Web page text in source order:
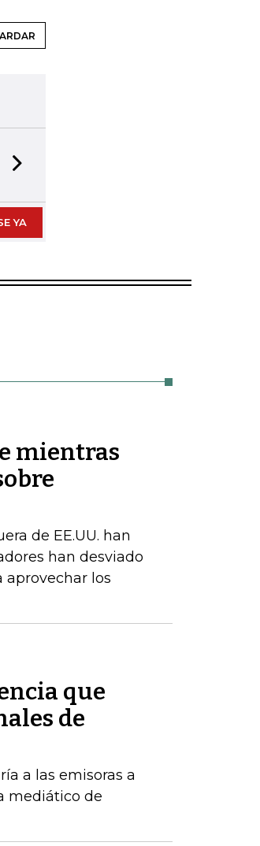
YA
mientras
de EE.UU. han
han desviado
aprovechar los
que
de
a las emisoras a
mediático de